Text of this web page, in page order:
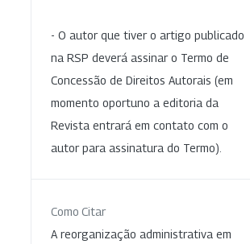
- O autor que tiver o artigo publicado
na RSP deverá assinar o Termo de
Concessão de Direitos Autorais (em
momento oportuno a editoria da
Revista entrará em contato com o
autor para assinatura do Termo).
Como Citar
A reorganização administrativa em